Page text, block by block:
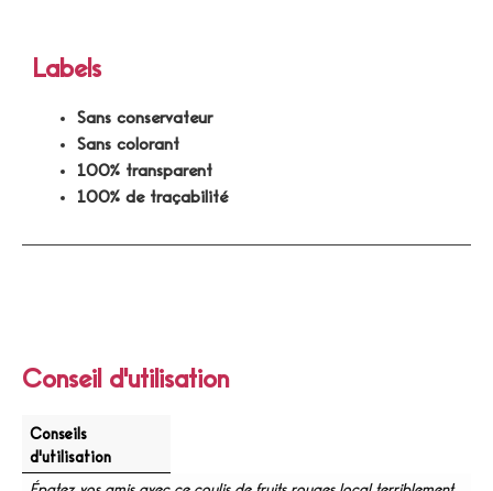
Conseil d'utilisation
Conseils
d'utilisation
Labels
Sans conservateur
Sans colorant
100% transparent
100% de traçabilité